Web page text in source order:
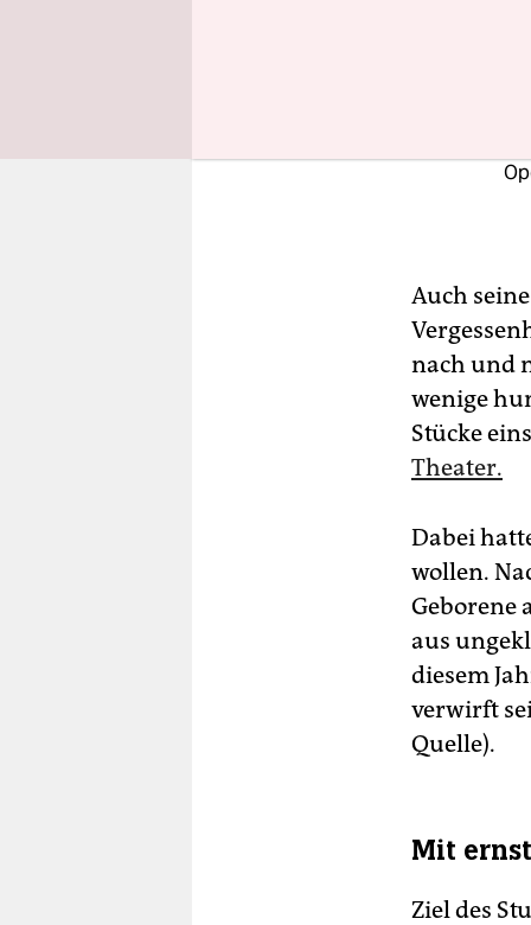
Auch
nach und
wenige
Stücke
Theater.
Dabei
wollen.
Geborene
aus
diesem
verwirft
Quelle).
Mit
Ziel des